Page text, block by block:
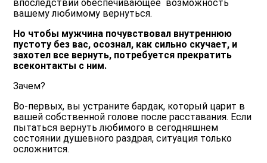
впоследствии обеспечивающее возможность
вашему любимому вернуться.
Но чтобы мужчина почувствовал внутреннюю
пустоту без вас, осознал, как сильно скучает, и
захотел все вернуть, потребуется прекратить
всеконтакты с ним.
Зачем?
Во-первых, вы устраните бардак, который царит в
вашей собственной голове после расставания. Если
пытаться вернуть любимого в сегодняшнем
состоянии душевного раздрая, ситуация только
осложнится.